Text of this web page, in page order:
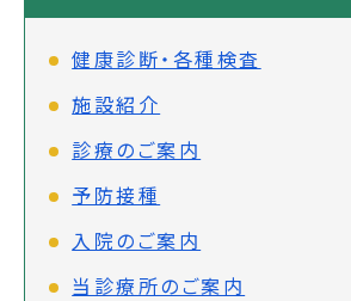
健康診断・各種検査
施設紹介
診療のご案内
予防接種
入院のご案内
当診療所のご案内